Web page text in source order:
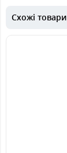
Схожі товари